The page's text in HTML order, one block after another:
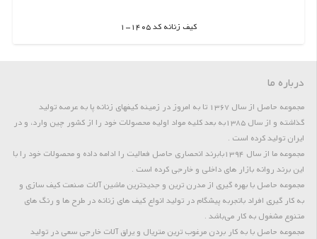
کیف زنانه کد 1405-1
اطلاعات بیشتر
درباره ما
مجموعه حاصل از سال 1367 تا به امروز در زمینه کیفهای زنانه پا به عرصه تولید
گذاشته و از سال 1385به بعد کلیه مواد اولیه محصولات خود را از کشور چین وارد، و در
ایران تولید کرده است .
مجموعه ما از سال 1394بابرند انحصاری حاصل فعالیت را ادامه داده و محصولات خود را با
این برند روانه بازار های داخلی و خارجی کرده است .
مجموعه حاصل با بهره گیری از مدرن ترین و جدیدترین ماشین آلات صنعت کیف سازی و
به کار گیری افراد باتجربه پیشگام در تولید انواع کیف های زنانه در طرح ها و رنگ های
متنوع مشغول به کار می‌باشد .
مجموعه حاصل با به کار بردن مرغوب ترین متریال و یراق آلات خارجی سعی در تولید